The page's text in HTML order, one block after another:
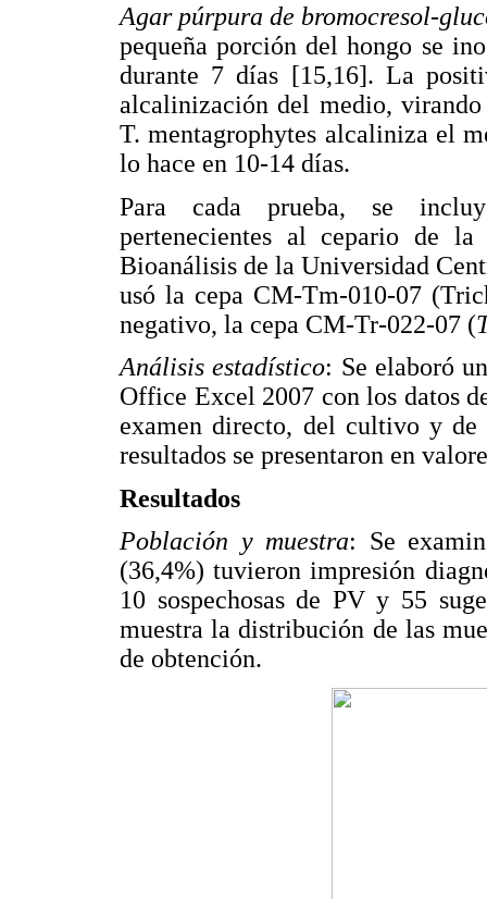
Agar púrpura de bromocresol-
pequeña porción del hongo se
durante 7 días [15,16]. La
alcalinización del medio,
T. mentagrophytes alcaliniza el
lo hace en 10-14 días.
Para cada prueba, se
pertenecientes al cepario de
Bioanálisis de la Universidad
usó la cepa CM-Tm-010-07
negativo, la cepa CM-Tr-022-07 (
Análisis estadístico: Se elaboró
Office Excel 2007 con los datos
examen directo, del cultivo y
resultados se presentaron en
Resultados
Población y muestra: Se
(36,4%) tuvieron impresión
10 sospechosas de PV y 55
muestra la distribución de las
de obtención.